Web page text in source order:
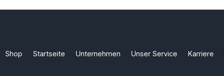
Shop Startseite Unternehmen Unser Service Karriere